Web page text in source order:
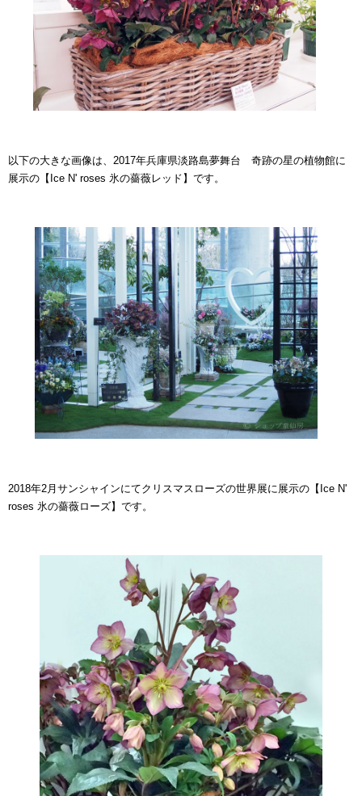
以下の大きな画像は、2017年兵庫県淡路島夢舞台 奇跡の星の植物館に
展示の【Ice N' roses 氷の薔薇レッド】です。
2018年2月サンシャインにてクリスマスローズの世界展に展示の【Ice N'
roses 氷の薔薇ローズ】です。